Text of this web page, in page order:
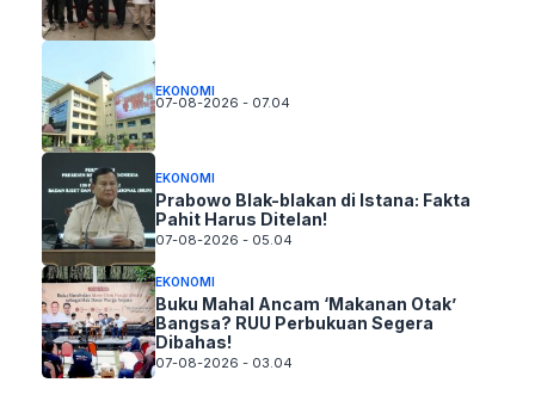
EKONOMI
07-08-2026 - 07.04
EKONOMI
Prabowo Blak-blakan di Istana: Fakta
Pahit Harus Ditelan!
07-08-2026 - 05.04
EKONOMI
Buku Mahal Ancam ‘Makanan Otak’
Bangsa? RUU Perbukuan Segera
Dibahas!
07-08-2026 - 03.04